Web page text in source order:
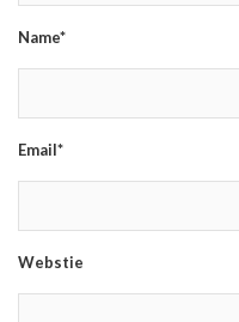
Name*
Email*
Webstie